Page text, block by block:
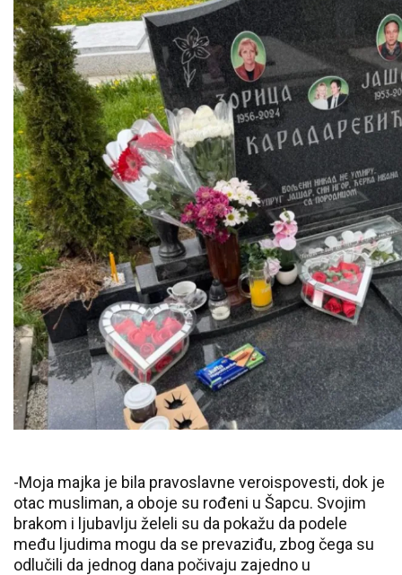
-Moja majka je bila pravoslavne veroispovesti, dok je
otac musliman, a oboje su rođeni u Šapcu. Svojim
brakom i ljubavlju želeli su da pokažu da podele
među ljudima mogu da se prevaziđu, zbog čega su
odlučili da jednog dana počivaju zajedno u